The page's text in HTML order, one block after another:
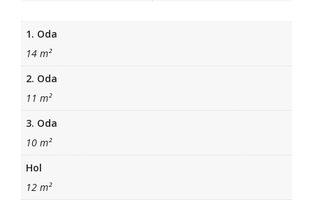
1. Oda
14 m²
2. Oda
11 m²
3. Oda
10 m²
Hol
12 m²